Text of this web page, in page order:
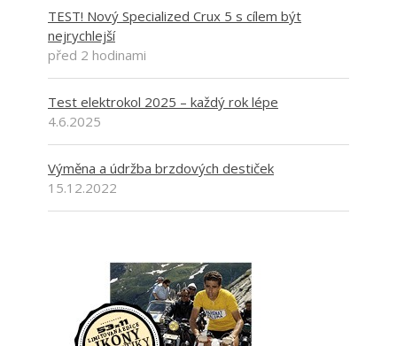
TEST! Nový Specialized Crux 5 s cílem být
nejrychlejší
před 2 hodinami
Test elektrokol 2025 – každý rok lépe
4.6.2025
Výměna a údržba brzdových destiček
15.12.2022